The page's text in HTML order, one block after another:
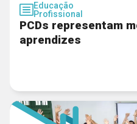
Educação
Profissional
PCDs representam
aprendizes